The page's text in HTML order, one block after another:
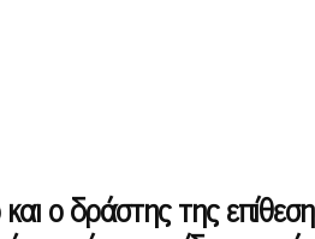
ο δράστης της